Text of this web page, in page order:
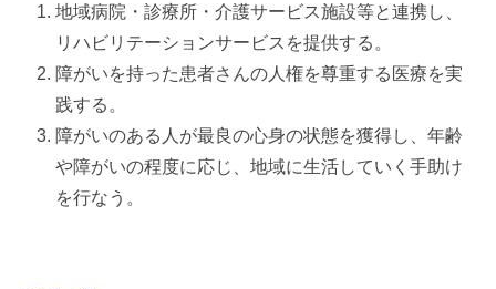
地域病院・診療所・介護サービス施設等と連携し、
リハビリテーションサービスを提供する。
障がいを持った患者さんの人権を尊重する医療を実
践する。
障がいのある人が最良の心身の状態を獲得し、年齢
や障がいの程度に応じ、地域に生活していく手助け
を行なう。